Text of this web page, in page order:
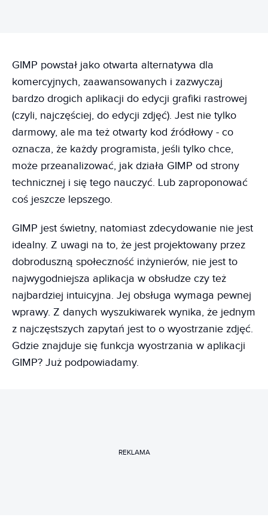
GIMP powstał jako otwarta alternatywa dla
komercyjnych, zaawansowanych i zazwyczaj
bardzo drogich aplikacji do edycji grafiki rastrowej
(czyli, najczęściej, do edycji zdjęć). Jest nie tylko
darmowy, ale ma też otwarty kod źródłowy - co
oznacza, że każdy programista, jeśli tylko chce,
może przeanalizować, jak działa GIMP od strony
technicznej i się tego nauczyć. Lub zaproponować
coś jeszcze lepszego.
GIMP jest świetny, natomiast zdecydowanie nie jest
idealny. Z uwagi na to, że jest projektowany przez
dobroduszną społeczność inżynierów, nie jest to
najwygodniejsza aplikacja w obsłudze czy też
najbardziej intuicyjna. Jej obsługa wymaga pewnej
wprawy. Z danych wyszukiwarek wynika, że jednym
z najczęstszych zapytań jest to o wyostrzanie zdjęć.
Gdzie znajduje się funkcja wyostrzania w aplikacji
GIMP? Już podpowiadamy.
REKLAMA